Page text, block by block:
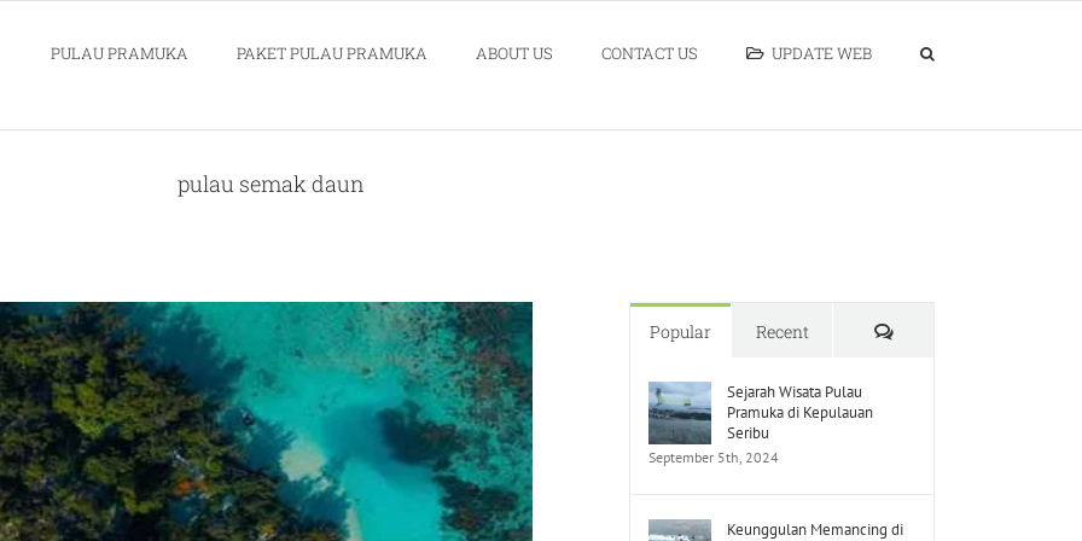
PULAU PRAMUKA PAKET PULAU PRAMUKA ABOUT US CONTACT US UPDATE WEB
pulau semak daun
Popular Recent Comments
Sejarah Wisata Pulau
Pramuka di Kepulauan
Seribu
September 5th, 2024
Keunggulan Memancing di